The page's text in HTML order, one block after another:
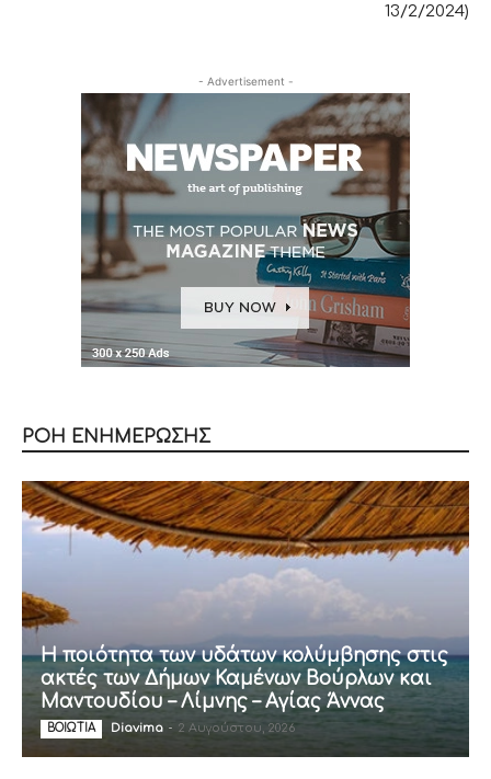
13/2/2024)
- Advertisement -
ΡΟΗ ΕΝΗΜΕΡΩΣΗΣ
Η ποιότητα των υδάτων κολύμβησης στις
ακτές των Δήμων Καμένων Βούρλων και
Μαντουδίου – Λίμνης – Αγίας Άννας
ΒΟΙΩΤΙΑ Diavima - 2 Αυγούστου, 2026